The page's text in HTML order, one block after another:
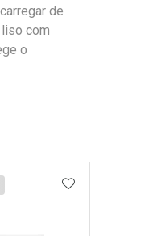
de
com
o
ADICIONAR